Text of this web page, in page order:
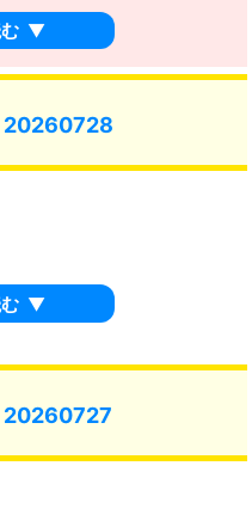
▼
20260728
▼
20260727